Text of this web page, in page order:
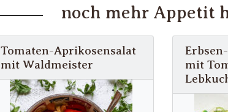
noch mehr Appetit
Tomaten-Aprikosensalat
mit Waldmeister
mit